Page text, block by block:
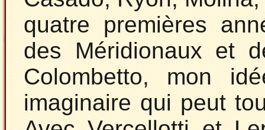
quatre premières
des Méridionaux et
Colombetto, mon
imaginaire qui peut